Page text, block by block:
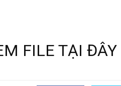
FILE TẠI